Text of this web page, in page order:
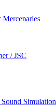
/ JSC
Simulation